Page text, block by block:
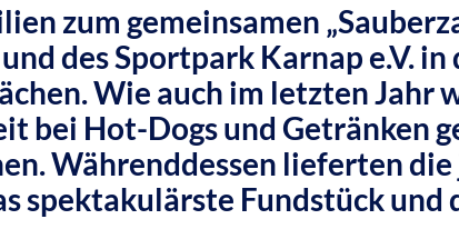
zum gemeinsamen
des Sportpark Karnap e.V.
Wie auch im letzten Jahr
bei Hot-Dogs und Getränken
Währenddessen lieferten
spektakulärste Fundstück und